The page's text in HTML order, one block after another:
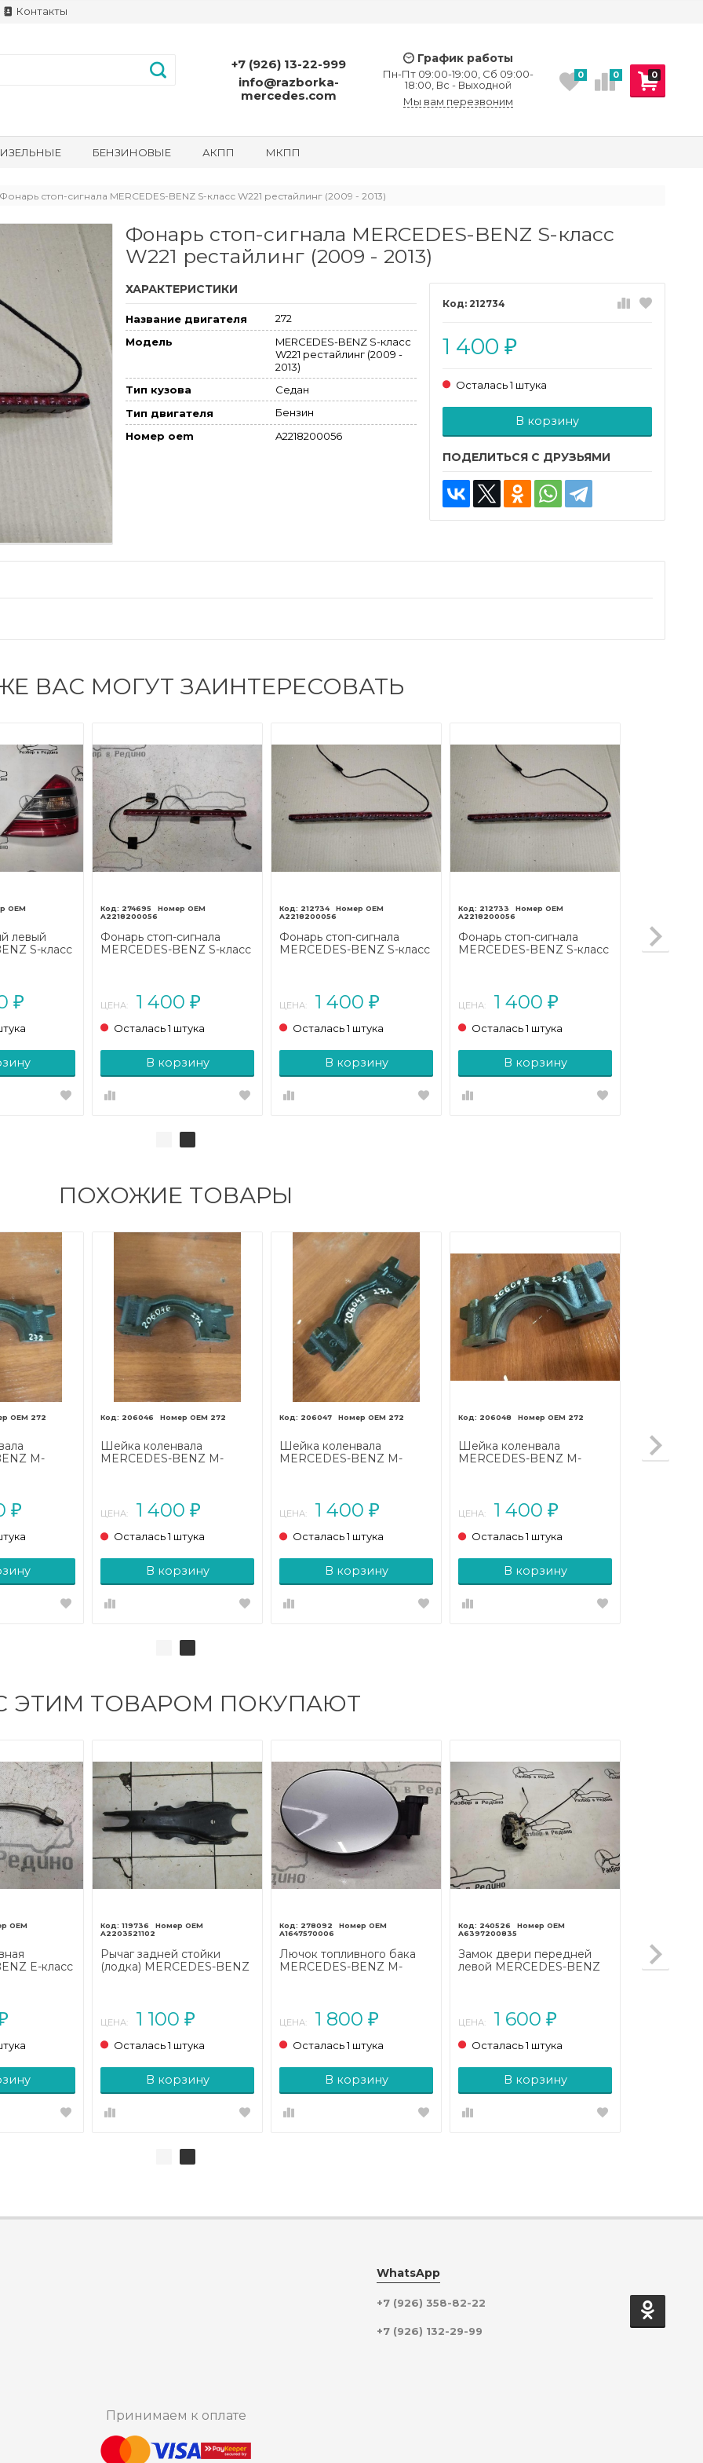
Контакты
+7 (926) 13-22-999
info@razborka-
mercedes.com
График работы
Пн-Пт 09:00-19:00, Сб 09:00-
18:00, Вс - Выходной
Мы вам перезвоним
0
0 0
БЕНЗИНОВЫЕ АКПП МКПП
Фонарь стоп-сигнала MERCEDES-BENZ S-класс W221 рестайлинг (2009 - 2013)
Фонарь стоп-сигнала MERCEDES-BENZ S-класс
W221 рестайлинг (2009 - 2013)
212734
1 400 ₽
Осталась 1 штука
Добавляется...
В корзину
Добавлен
ПОДЕЛИТЬСЯ С ДРУЗЬЯМИ
ХАРАКТЕРИСТИКИ
Название двигателя
272
Модель
MERCEDES-BENZ S-класс
W221 рестайлинг (2009 -
2013)
Тип кузова
Седан
Тип двигателя
Бензин
Номер oem
A2218200056
ВАС МОГУТ ЗАИНТЕРЕСОВАТЬ
левый
S-класс
₽
274695
A2218200056
Фонарь стоп-сигнала
MERCEDES-BENZ S-класс
ЦЕНА: 1 400 ₽
Осталась 1 штука
В корзину
212734
A2218200056
Фонарь стоп-сигнала
MERCEDES-BENZ S-класс
ЦЕНА: 1 400 ₽
Осталась 1 штука
В корзину
212733
A2218200056
Фонарь стоп-сигнала
MERCEDES-BENZ S-класс
ЦЕНА: 1 400 ₽
Осталась 1 штука
В корзину
ПОХОЖИЕ ТОВАРЫ
272
M-
₽
206046 272
Шейка коленвала
MERCEDES-BENZ M-
ЦЕНА: 1 400 ₽
Осталась 1 штука
В корзину
206047 272
Шейка коленвала
MERCEDES-BENZ M-
ЦЕНА: 1 400 ₽
Осталась 1 штука
В корзину
206048 272
Шейка коленвала
MERCEDES-BENZ M-
ЦЕНА: 1 400 ₽
Осталась 1 штука
В корзину
ЭТИМ ТОВАРОМ ПОКУПАЮТ
E-класс
119736
A2203521102
Рычаг задней стойки
(лодка) MERCEDES-BENZ
ЦЕНА: 1 100 ₽
Осталась 1 штука
В корзину
278092
A1647570006
Лючок топливного бака
MERCEDES-BENZ M-
ЦЕНА: 1 800 ₽
Осталась 1 штука
В корзину
240526
A6397200835
Замок двери передней
левой MERCEDES-BENZ
ЦЕНА: 1 600 ₽
Осталась 1 штука
В корзину
WhatsApp
+7 (926) 358-82-22
+7 (926) 132-29-99
Принимаем к оплате